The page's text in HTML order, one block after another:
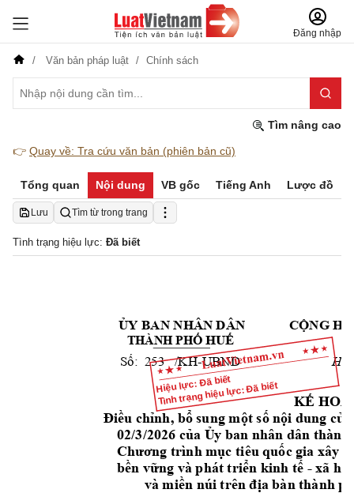
Đăng nhập
Văn bản pháp luật Chính sách
Tìm nâng cao
👉 Quay về: Tra cứu văn bản (phiên bản cũ)
Tổng quan Nội dung VB gốc Tiếng Anh Lược đồ
Lưu Tìm từ trong trang
Tình trạng hiệu lực: Đã biết
Hiệu lực: Đã biết
Tình trạng hiệu lực: Đã biết
ỦY BAN NHÂN DÂN
THÀNH PHỐ HUẾ
CỘNG
Số:
  253   /KH-UBND
KẾ
Điều chỉnh, bổ sung một số nội dung của
02/3/2026 của Ủy ban nhân dân thành
Chương trình mục tiêu quốc gia xây
bền vững và phát triển kinh tế - xã hội
và miền núi trên địa bàn thành